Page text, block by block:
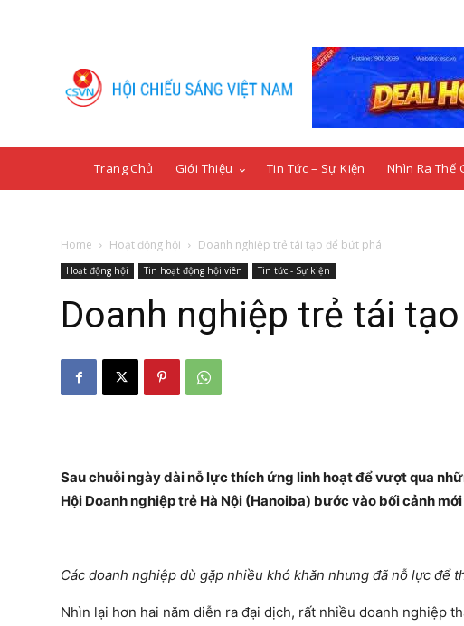
Trang Chủ Giới Thiệu Tin Tức – Sự Kiện Nhìn Ra Thế
Home Hoạt động hội Doanh nghiệp trẻ tái tạo để bứt phá
Hoạt động hội Tin hoạt động hội viên Tin tức - Sự kiện
Doanh nghiệp trẻ tái
Sau chuỗi ngày dài nỗ lực thích ứng linh hoạt để vượt qua
Hội Doanh nghiệp trẻ Hà Nội (Hanoiba) bước vào bối cảnh
Các doanh nghiệp dù gặp nhiều khó khăn nhưng đã nỗ lực để
Nhìn lại hơn hai năm diễn ra đại dịch, rất nhiều doanh nghiệp